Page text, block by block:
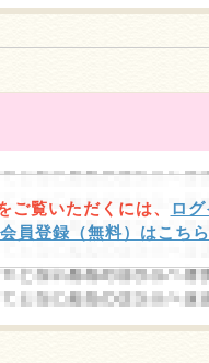
ご覧いただくには、 ロ
員登録（無料）はこちら